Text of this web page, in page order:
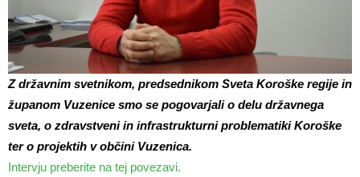
Z državnim svetnikom, predsednikom Sveta Koroške regije in
županom Vuzenice smo se pogovarjali o delu državnega
sveta, o zdravstveni in infrastrukturni problematiki Koroške
ter o projektih v občini Vuzenica.
Intervju preberite na tej povezavi.